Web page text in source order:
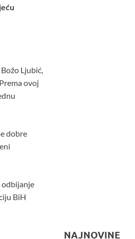
Ljubić,
ovoj
dobre
odbijanje
BiH
NAJNOVINE